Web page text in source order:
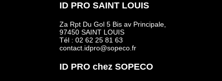
ID PRO SAINT LOUIS
Za Rpt Du Gol 5 Bis av Principale,
97450 SAINT LOUIS
Tél : 02 62 25 81 63
contact.idpro@sopeco.fr
ID PRO chez SOPECO